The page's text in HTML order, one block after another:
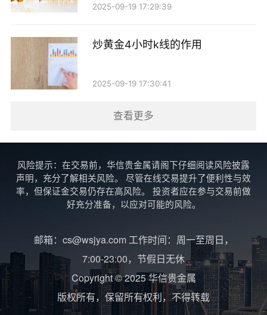
2025-09-19 17:29:39
炒黄金4小时k线的作用
2025-09-19 17:30:41
查看更多
风险提示：在交易前，华信贵金属请阁下仔细阅读风险披露
声明，充分了解相关风险。 尽管在线交易提升了便利性与效
率，但保证金交易仍存在高风险。 投资者应在参与交易前做
好充分准备，以应对可能的风险。
邮箱：cs@wsjya.com 工作时间：周一至周日，
7:00-23:00，节假日无休
Copyright © 2025 华信贵金属
版权所有，保留所有权利，不得转载